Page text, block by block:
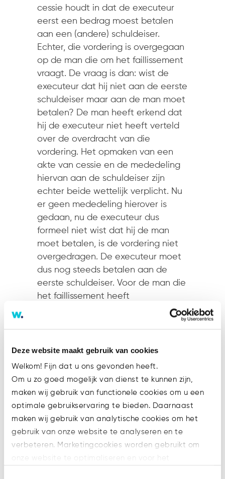
Deze website maakt gebruik van cookies
Welkom! Fijn dat u ons gevonden heeft.
Om u zo goed mogelijk van dienst te kunnen zijn,
maken wij gebruik van functionele cookies om u een
optimale gebruikservaring te bieden. Daarnaast
maken wij gebruik van analytische cookies om het
gebruik van onze website te analyseren en te
verbeteren. Marketingcookies worden gebruikt om
cessie houdt in dat de executeur
eerst een bedrag moest betalen
aan een (andere) schuldeiser.
Echter, die vordering is overgegaan
op de man die om het faillissement
vraagt. De vraag is dan: wist de
executeur dat hij niet aan de eerste
schuldeiser maar aan de man moet
betalen? De man heeft erkend dat
hij de executeur niet heeft verteld
over de overdracht van die
vordering. Het opmaken van een
akte van cessie en de mededeling
hiervan aan de schuldeiser zijn
echter beide wettelijk verplicht. Nu
er geen mededeling hierover is
gedaan, nu de executeur dus
formeel niet wist dat hij de man
moet betalen, is de vordering niet
overgedragen. De executeur moet
dus nog steeds betalen aan de
eerste schuldeiser. Voor de man die
het faillissement heeft
aangevraagd blijft er nu nog maar
De vraag daarbij is: aan wie was die
last onder dwangsom precies
gericht? Aan de executeur in
functie of aan de executeur in
privé? Of een dwangsom ook kan
worden verhaald op de executeur
in privé, hangt af van de vraag of